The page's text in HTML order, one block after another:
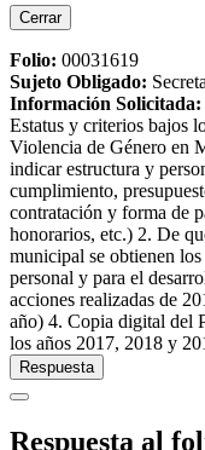
Cerrar
Folio: 00031619
Sujeto Obligado:
Información Solicitada:
Estatus y criterios bajos
Violencia de Género en
indicar estructura y
cumplimiento,
contratación y forma de
honorarios, etc.) 2. De
municipal se obtienen
personal y para el
acciones realizadas de
año) 4. Copia digital del
los años 2017, 2018 y
Respuesta
Respuesta al